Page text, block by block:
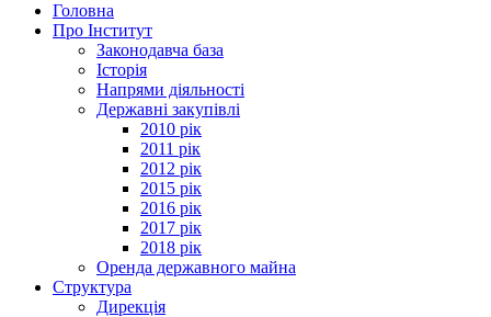
Головна
Про Інститут
Законодавча база
Історія
Напрями діяльності
Державні закупівлі
2010 рік
2011 рік
2012 рік
2015 рік
2016 рік
2017 рік
2018 рік
Оренда державного майна
Структура
Дирекція